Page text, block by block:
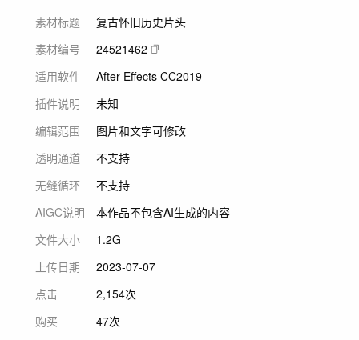
素材标题
复古怀旧历史片头
素材编号
24521462
适用软件
After Effects CC2019
插件说明
未知
编辑范围
图片和文字可修改
透明通道
不支持
无缝循环
不支持
AIGC说明
本作品不包含AI生成的内容
文件大小
1.2G
上传日期
2023-07-07
点击
2,154次
购买
47次